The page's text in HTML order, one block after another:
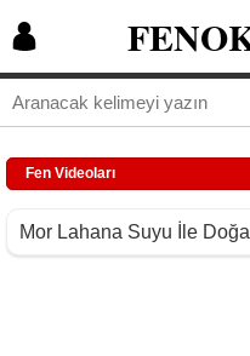
Fen Videoları
Mor Lahana Suyu İle